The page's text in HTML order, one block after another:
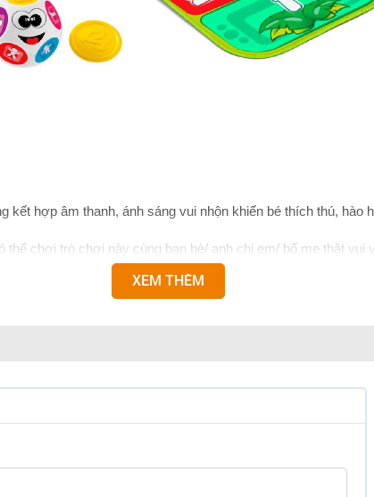
hợp âm thanh, ánh sáng vui nhộn khiến bé thích thú,
chơi trò chơi này cùng bạn bè/ anh chị em/ bố mẹ thật
trên Smart- phone.
XEM THÊM